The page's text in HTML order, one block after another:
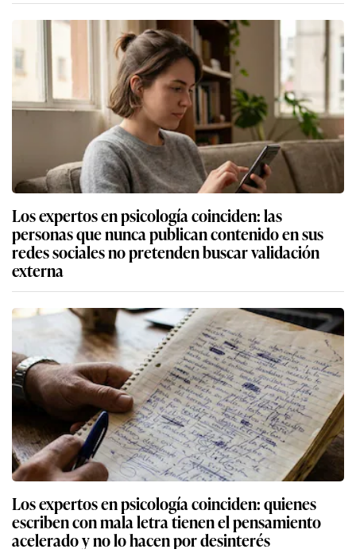
Los expertos en psicología coinciden: las
personas que nunca publican contenido en sus
redes sociales no pretenden buscar validación
externa
Los expertos en psicología coinciden: quienes
escriben con mala letra tienen el pensamiento
acelerado y no lo hacen por desinterés